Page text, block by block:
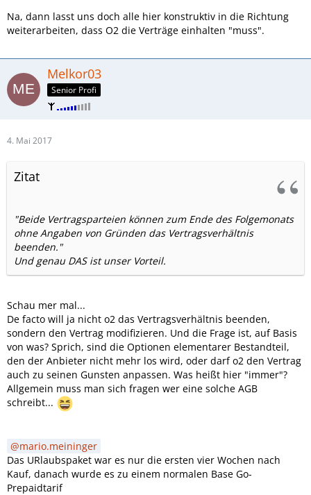
Na, dann lasst uns doch alle hier konstruktiv in die Richtung
weiterarbeiten, dass O2 die Verträge einhalten "muss".
Melkor03
Senior Profi
4. Mai 2017
Zitat
"Beide Vertragsparteien können zum Ende des Folgemonats
ohne Angaben von Gründen das Vertragsverhältnis
beenden."
Und genau DAS ist unser Vorteil.
Schau mer mal...
De facto will ja nicht o2 das Vertragsverhältnis beenden,
sondern den Vertrag modifizieren. Und die Frage ist, auf Basis
von was? Sprich, sind die Optionen elementarer Bestandteil,
den der Anbieter nicht mehr los wird, oder darf o2 den Vertrag
auch zu seinen Gunsten anpassen. Was heißt hier "immer"?
Allgemein muss man sich fragen wer eine solche AGB
schreibt...
mario.meininger
Das URlaubspaket war es nur die ersten vier Wochen nach
Kauf, danach wurde es zu einem normalen Base Go-
Prepaidtarif